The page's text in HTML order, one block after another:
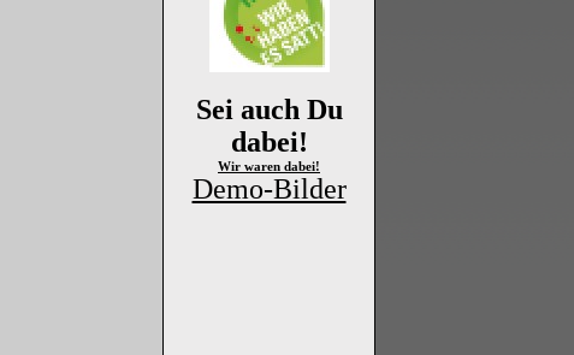
Sei auch Du
dabei!
Wir waren dabei!
Demo-Bilder